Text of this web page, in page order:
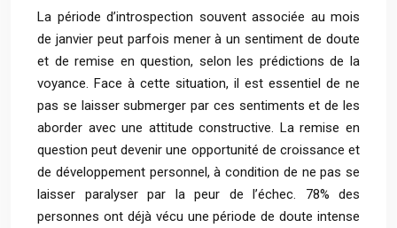
La période d’introspection souvent associée au mois
de janvier peut parfois mener à un sentiment de doute
et de remise en question, selon les prédictions de la
voyance. Face à cette situation, il est essentiel de ne
pas se laisser submerger par ces sentiments et de les
aborder avec une attitude constructive. La remise en
question peut devenir une opportunité de croissance et
de développement personnel, à condition de ne pas se
laisser paralyser par la peur de l’échec. 78% des
personnes ont déjà vécu une période de doute intense